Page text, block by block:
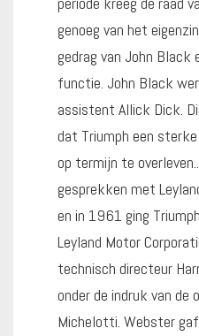
genoeg van het
gedrag van John
functie. John Black
assistent Allick Dick.
dat Triumph een
op termijn te
gesprekken met
en in 1961 ging
Leyland Motor
technisch directeur
onder de indruk van de
Michelotti. Webster